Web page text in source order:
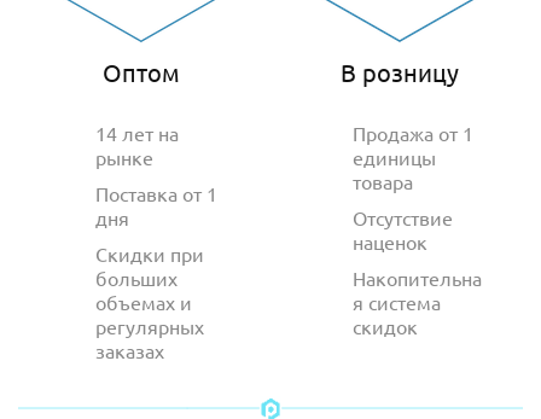
Оптом
14 лет на
рынке
Поставка от 1
дня
Скидки при
больших
объемах и
регулярных
заказах
В розницу
Продажа от 1
единицы
товара
Отсутствие
наценок
Накопительна
я система
скидок